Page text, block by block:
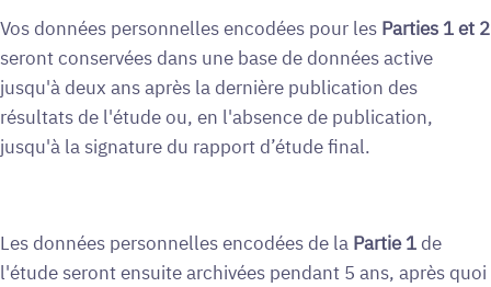
Vos données personnelles encodées pour les Parties 1 et 2
seront conservées dans une base de données active
jusqu'à deux ans après la dernière publication des
résultats de l'étude ou, en l'absence de publication,
jusqu'à la signature du rapport d’étude final.
Les données personnelles encodées de la Partie 1 de
l'étude seront ensuite archivées pendant 5 ans, après quoi